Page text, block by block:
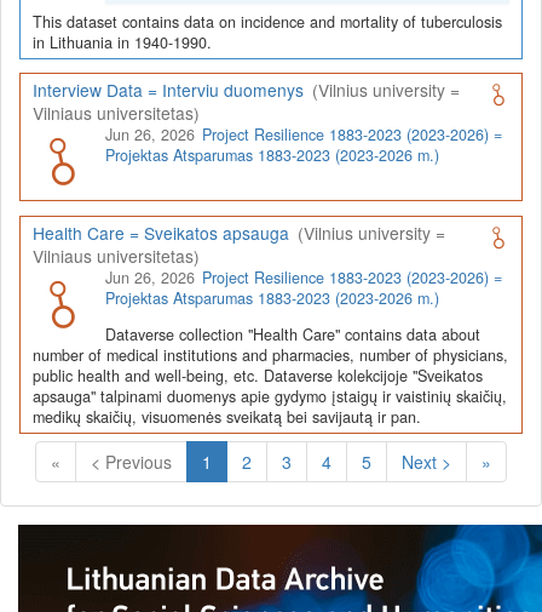
This dataset contains data on incidence and mortality of tuberculosis
in Lithuania in 1940-1990.
Interview Data = Interviu duomenys (Vilnius university =
Vilniaus universitetas)
Jun 26, 2026 Project Resilience 1883-2023 (2023-2026) =
Projektas Atsparumas 1883-2023 (2023-2026 m.)
Health Care = Sveikatos apsauga (Vilnius university =
Vilniaus universitetas)
Jun 26, 2026 Project Resilience 1883-2023 (2023-2026) =
Projektas Atsparumas 1883-2023 (2023-2026 m.)
Dataverse collection "Health Care" contains data about
number of medical institutions and pharmacies, number of physicians,
public health and well-being, etc. Dataverse kolekcijoje "Sveikatos
apsauga" talpinami duomenys apie gydymo įstaigų ir vaistinių skaičių,
medikų skaičių, visuomenės sveikatą bei savijautą ir pan.
« < Previous 1 (Current)
2 3 4 5 Next > »